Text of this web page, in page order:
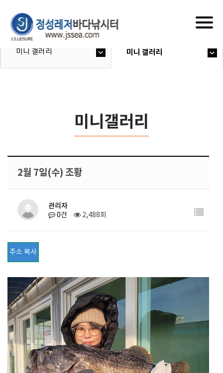
미니 갤러리 미니 갤러리
미니갤러리
2월 7일(수) 조황
관리자
0건 2,488회
주소 복사